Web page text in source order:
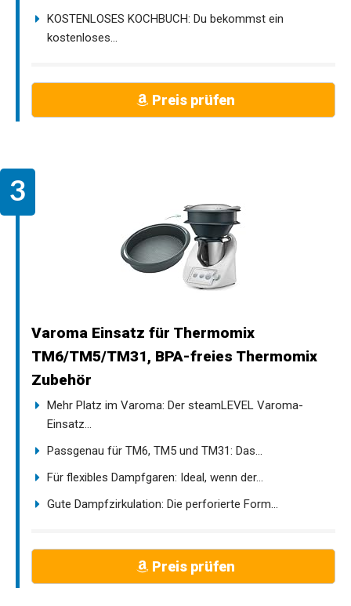
KOSTENLOSES KOCHBUCH: Du bekommst ein
kostenloses...
Preis prüfen
Varoma Einsatz für Thermomix
TM6/TM5/TM31, BPA-freies Thermomix
Zubehör
Mehr Platz im Varoma: Der steamLEVEL Varoma-
Einsatz...
Passgenau für TM6, TM5 und TM31: Das...
Für flexibles Dampfgaren: Ideal, wenn der...
Gute Dampfzirkulation: Die perforierte Form...
Preis prüfen